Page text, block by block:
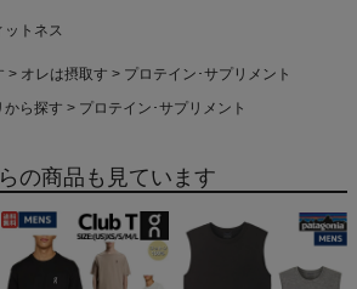
ットネス
オレは摂取す
プロテイン･サプリメント
から探す
プロテイン･サプリメント
の商品も見ています